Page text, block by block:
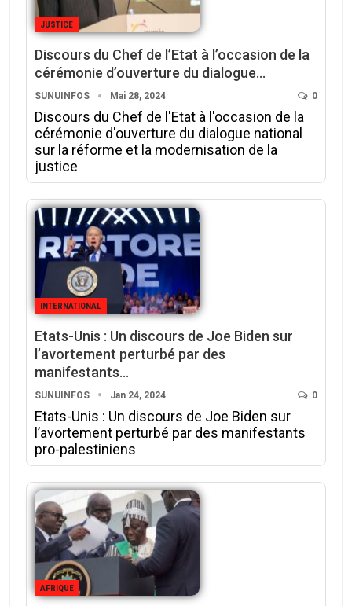
JUSTICE
Discours du Chef de l’Etat à l’occasion de la
cérémonie d’ouverture du dialogue…
SUNUINFOS Mai 28, 2024 0
Discours du Chef de l'Etat à l'occasion de la
cérémonie d'ouverture du dialogue national
sur la réforme et la modernisation de la
justice
INTERNATIONAL
Etats-Unis : Un discours de Joe Biden sur
l’avortement perturbé par des
manifestants…
SUNUINFOS Jan 24, 2024 0
Etats-Unis : Un discours de Joe Biden sur
l’avortement perturbé par des manifestants
pro-palestiniens
AFRIQUE